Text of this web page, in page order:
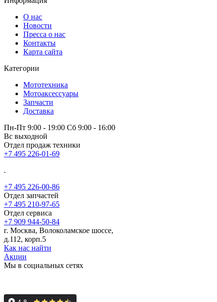
О нас
Новости
Пресса о нас
Контакты
Карта сайта
Категории
Мототехника
Мотоаксессуары
Запчасти
Доставка
Пн-Пт 9:00 - 19:00 Сб 9:00 - 16:00
Вс выходной
Отдел продаж техники
+7 495 226-01-69
.
+7 495 226-00-86
Отдел запчастей
+7 495 210-97-65
Отдел сервиса
+7 909 944-50-84
г. Москва, Волоколамское шоссе,
д.112, корп.5
Как нас найти
Акции
Мы в социальных сетях